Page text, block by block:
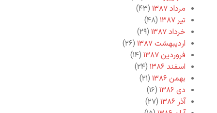
مرداد ۱۳۸۷
(۴۳)
تیر ۱۳۸۷
(۴۸)
خرداد ۱۳۸۷
(۲۹)
اردیبهشت ۱۳۸۷
(۲۶)
فروردین ۱۳۸۷
(۱۴)
اسفند ۱۳۸۶
(۲۴)
بهمن ۱۳۸۶
(۲۱)
دی ۱۳۸۶
(۱۶)
آذر ۱۳۸۶
(۲۷)